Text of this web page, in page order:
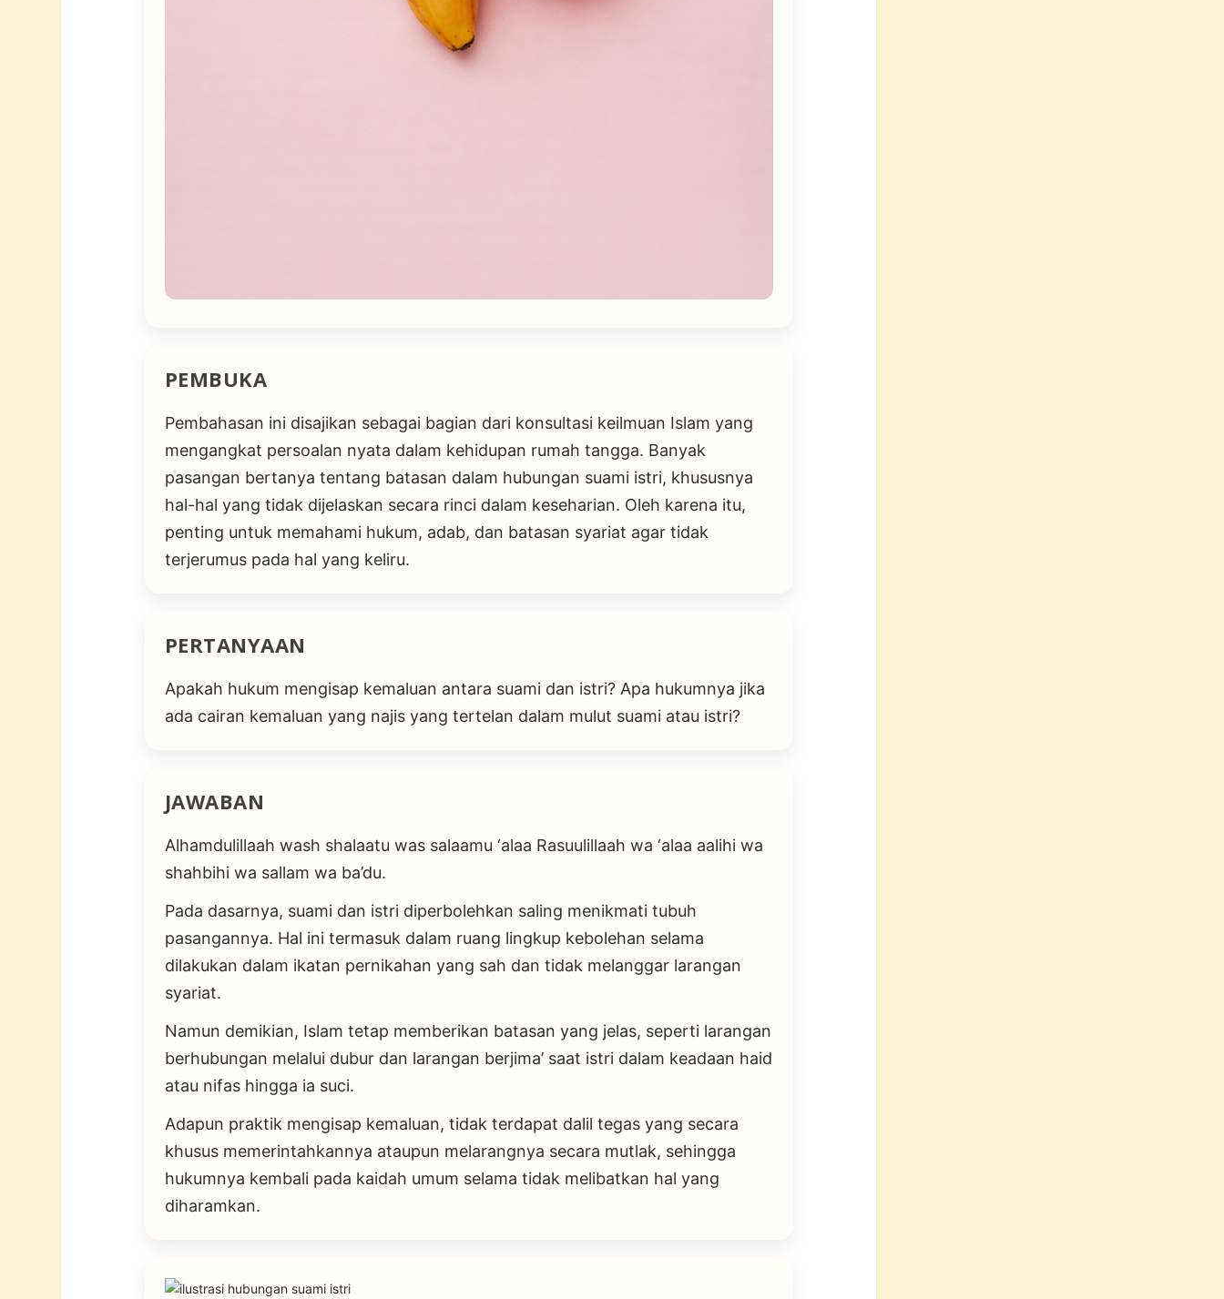
PEMBUKA
Pembahasan ini disajikan sebagai bagian dari konsultasi keilmuan Islam yang
mengangkat persoalan nyata dalam kehidupan rumah tangga. Banyak
pasangan bertanya tentang batasan dalam hubungan suami istri, khususnya
hal-hal yang tidak dijelaskan secara rinci dalam keseharian. Oleh karena itu,
penting untuk memahami hukum, adab, dan batasan syariat agar tidak
terjerumus pada hal yang keliru.
PERTANYAAN
Apakah hukum mengisap kemaluan antara suami dan istri? Apa hukumnya jika
ada cairan kemaluan yang najis yang tertelan dalam mulut suami atau istri?
JAWABAN
Alhamdulillaah wash shalaatu was salaamu ‘alaa Rasuulillaah wa ‘alaa aalihi wa
shahbihi wa sallam wa ba’du.
Pada dasarnya, suami dan istri diperbolehkan saling menikmati tubuh
pasangannya. Hal ini termasuk dalam ruang lingkup kebolehan selama
dilakukan dalam ikatan pernikahan yang sah dan tidak melanggar larangan
syariat.
Namun demikian, Islam tetap memberikan batasan yang jelas, seperti larangan
berhubungan melalui dubur dan larangan berjima’ saat istri dalam keadaan haid
atau nifas hingga ia suci.
Adapun praktik mengisap kemaluan, tidak terdapat dalil tegas yang secara
khusus memerintahkannya ataupun melarangnya secara mutlak, sehingga
hukumnya kembali pada kaidah umum selama tidak melibatkan hal yang
diharamkan.